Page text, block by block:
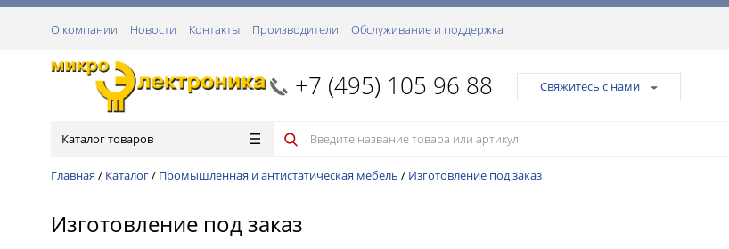
О компании Новости Контакты Производители Обслуживание и поддержка
+7 (495) 105 96 88 Свяжитесь с нами
Каталог товаров
Главная / Каталог/ Промышленная и антистатическая мебель / Изготовление под заказ
Изготовление под заказ